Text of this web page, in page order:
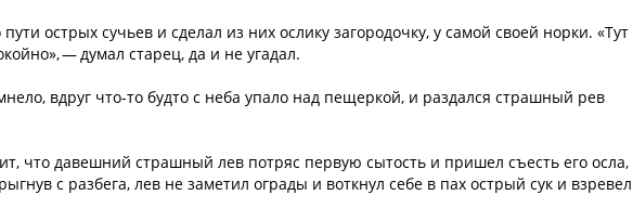
острых сучьев и сделал из них ослику загородочку, у самой своей норки.
— думал старец, да и не угадал.
вдруг что-то будто с неба упало над пещеркой, и раздался страшный рев
что давешний страшный лев потряс первую сытость и пришел съесть его осла,
с разбега, лев не заметил ограды и воткнул себе в пах острый сук и взревел